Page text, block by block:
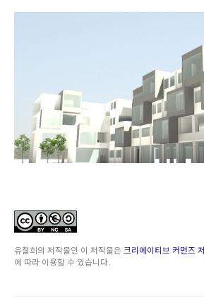
유철희의 저작물인 이 저작물은 크리에이티브 커먼즈
에 따라 이용할 수 있습니다.